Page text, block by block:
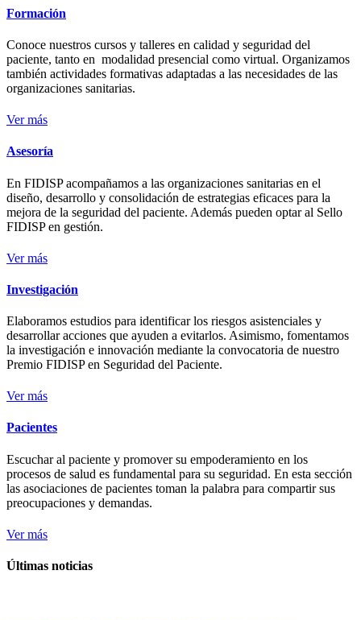
Formación
Conoce nuestros cursos y talleres en calidad y seguridad del
paciente, tanto en modalidad presencial como virtual. Organizamos
también actividades formativas adaptadas a las necesidades de las
organizaciones sanitarias.
Ver más
Asesoría
En FIDISP acompañamos a las organizaciones sanitarias en el
diseño, desarrollo y consolidación de estrategias eficaces para la
mejora de la seguridad del paciente. Además pueden optar al Sello
FIDISP en gestión.
Ver más
Investigación
Elaboramos estudios para identificar los riesgos asistenciales y
desarrollar acciones que ayuden a evitarlos. Asimismo, fomentamos
la investigación e innovación mediante la convocatoria de nuestro
Premio FIDISP en Seguridad del Paciente.
Ver más
Pacientes
Escuchar al paciente y promover su empoderamiento en los
procesos de salud es fundamental para su seguridad. En esta sección
las asociaciones de pacientes toman la palabra para compartir sus
preocupaciones y demandas.
Ver más
Últimas noticias